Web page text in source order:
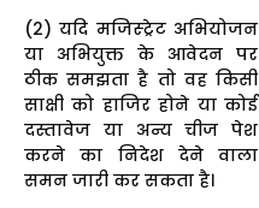
(2) यदि मजिस्ट्रेट अभियोजन
या अभियुक्त के आवेदन पर
ठीक समझता है तो वह किसी
साक्षी को हाजिर होने या कोई
दस्तावेज या अन्य चीज पेश
करने का निदेश देने वाला
समन जारी कर सकता है।